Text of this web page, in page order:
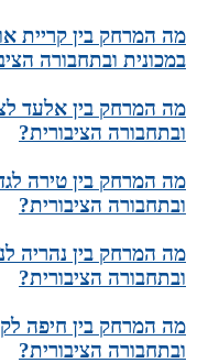
מה המרחק בין קריית
במכונית ובתחבורה
מה המרחק בין אלעד
ובתחבורה הציבורית?
מה המרחק בין טירה
ובתחבורה הציבורית?
מה המרחק בין נהריה
ובתחבורה הציבורית?
מה המרחק בין חיפה
ובתחבורה הציבורית?